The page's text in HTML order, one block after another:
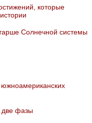
которые
Солнечной системы
две фазы